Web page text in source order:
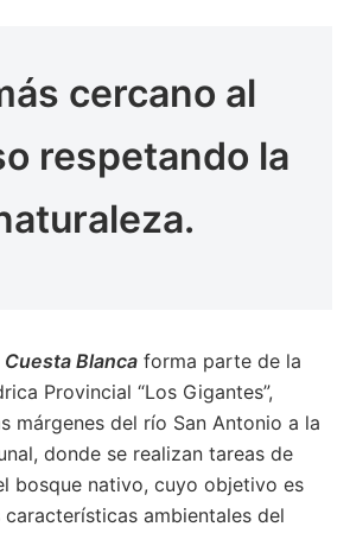
cercano al
respetando la
Blanca forma parte de la
Provincial “Los Gigantes”,
márgenes del río San Antonio a la
donde se realizan tareas de
bosque nativo, cuyo objetivo es
características ambientales del